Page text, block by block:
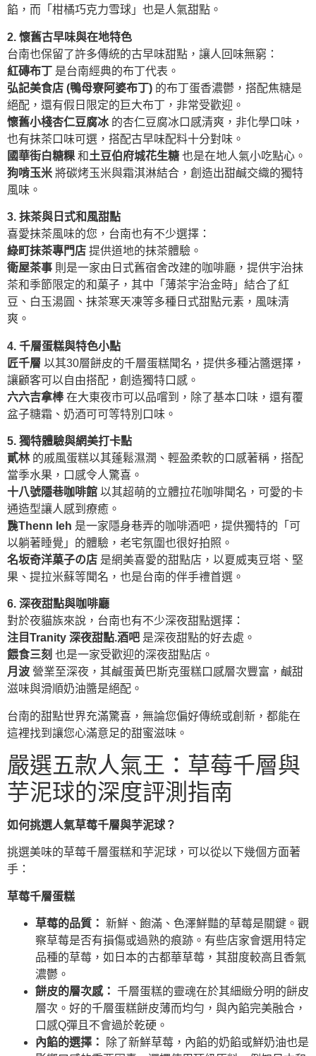
餡，而「柑橘巧克力雪球」也是人氣甜點。
2. 懷舊古早味與在地特色
台南也保留了許多傳統的古早味甜點，讓人回味無窮：
紅磚布丁 是台南經典的布丁代表。
弘記美食店 (鴨母寮阿婆布丁) 的布丁蛋香濃鬱，搭配焦糖是
絕配，還有假日限定的巨大布丁，非常受歡迎。
懷舊小棧杏仁豆腐冰的杏仁豆腐冰口感清爽，非化學口味，
也有抹茶口味可選，搭配古早味配料十分對味。
國華街白糖粿 和土豆伯府城花生糖 也是在地人氣小吃點心。
狗啃玉米 將碳烤玉米與霜淇淋結合，創造出甜鹹交織的獨特
風味。
3. 抹茶與日式和風甜點
喜愛抹茶風味的您，台南也有不少選擇：
綠町抹茶專門店 提供道地的抹茶體驗。
衛屋茶事 則是一家由日式舊宿舍改建的咖啡廳，提供宇治抹
茶和季節限定的和菓子，其中「薄茶宇治金時」結合了紅
豆、白玉湯圓、抹茶寒天凍等多種日式甜點元素，風味清
爽。
4. 千層蛋糕與特色小點
匠千層 以其30層餅皮的千層蛋糕聞名，提供多種沾醬選擇，
讓顧客可以自由搭配，創造獨特口感。
六六吉拿棒在大東夜市可以品嚐到，除了基本口味，還有覆
盆子糖霜、奶酒可可等特別口味。
5. 獨特體驗與網美打卡點
貳林的戚風蛋糕以其蓬鬆濕潤、輕盈柔軟的口感著稱，搭配
當季水果，口感令人驚喜。
十八號隱巷咖啡館 以其超萌的立體拉花咖啡聞名，可愛的卡
通造型讓人感到療癒。
䖙Thenn leh 是一家隱身巷弄的咖啡酒吧，提供獨特的「可
以躺著睡覺」的體驗，老宅氛圍也很好拍照。
名坂奇洋菓子の店 是網美喜愛的甜點店，以夏威夷豆塔、堅
果、提拉米蘇等聞名，也是台南的伴手禮首選。
6. 深夜甜點與咖啡廳
對於夜貓族來說，台南也有不少深夜甜點選擇：
注目Tranity 深夜甜點.酒吧 是深夜甜點的好去處。
餵食三刻 也是一家受歡迎的深夜甜點店。
月波 營業至深夜，其鹹蛋黃巴斯克蛋糕口感層次豐富，鹹甜
滋味與滑順奶油醬是絕配。
台南的甜點世界充滿驚喜，無論您偏好傳統或創新，都能在
這裡找到讓您心滿意足的甜蜜滋味。
嚴選五款人氣王：草莓千層與
芋泥球的深度評測指南
如何挑選人氣草莓千層與芋泥球？
挑選美味的草莓千層蛋糕和芋泥球，可以從以下幾個方面著
手：
草莓千層蛋糕
草莓的品質： 新鮮、飽滿、色澤鮮豔的草莓是關鍵。觀
察草莓是否有損傷或過熟的痕跡。有些店家會選用特定
品種的草莓，如日本的古都華草莓，其甜度較高且香氣
濃鬱。
餅皮的層次感： 千層蛋糕的靈魂在於其細緻分明的餅皮
層次。好的千層蛋糕餅皮薄而均勻，與內餡完美融合，
口感Q彈且不會過於乾硬。
內餡的選擇：
除了新鮮草莓，內餡的奶餡或鮮奶油也是